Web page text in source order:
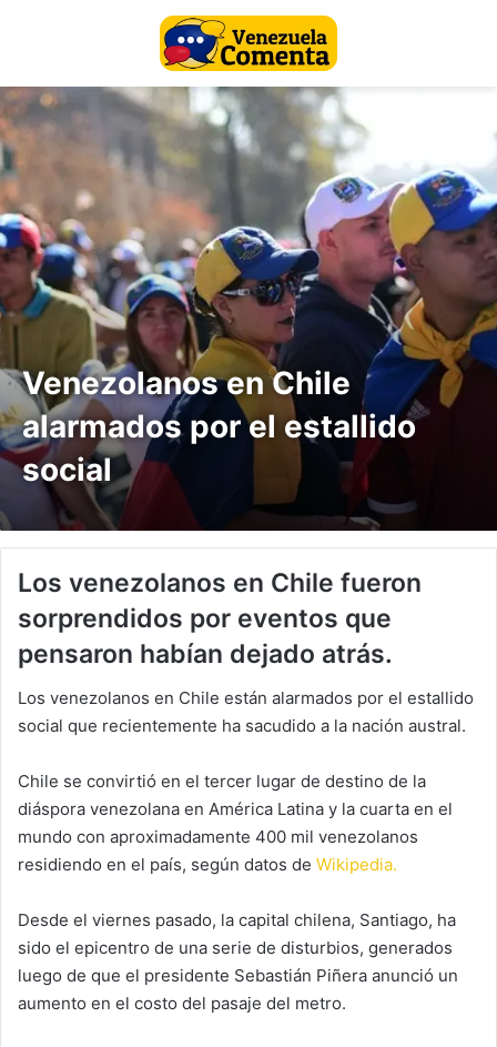
Venezolanos en Chile
alarmados por el estallido
social
Los venezolanos en Chile fueron
sorprendidos por eventos que
pensaron habían dejado atrás.
Los venezolanos en Chile están alarmados por el estallido
social que recientemente ha sacudido a la nación austral.
Chile se convirtió en el tercer lugar de destino de la
diáspora venezolana en América Latina y la cuarta en el
mundo con aproximadamente 400 mil venezolanos
residiendo en el país, según datos de Wikipedia.
Desde el viernes pasado, la capital chilena, Santiago, ha
sido el epicentro de una serie de disturbios, generados
luego de que el presidente Sebastián Piñera anunció un
aumento en el costo del pasaje del metro.